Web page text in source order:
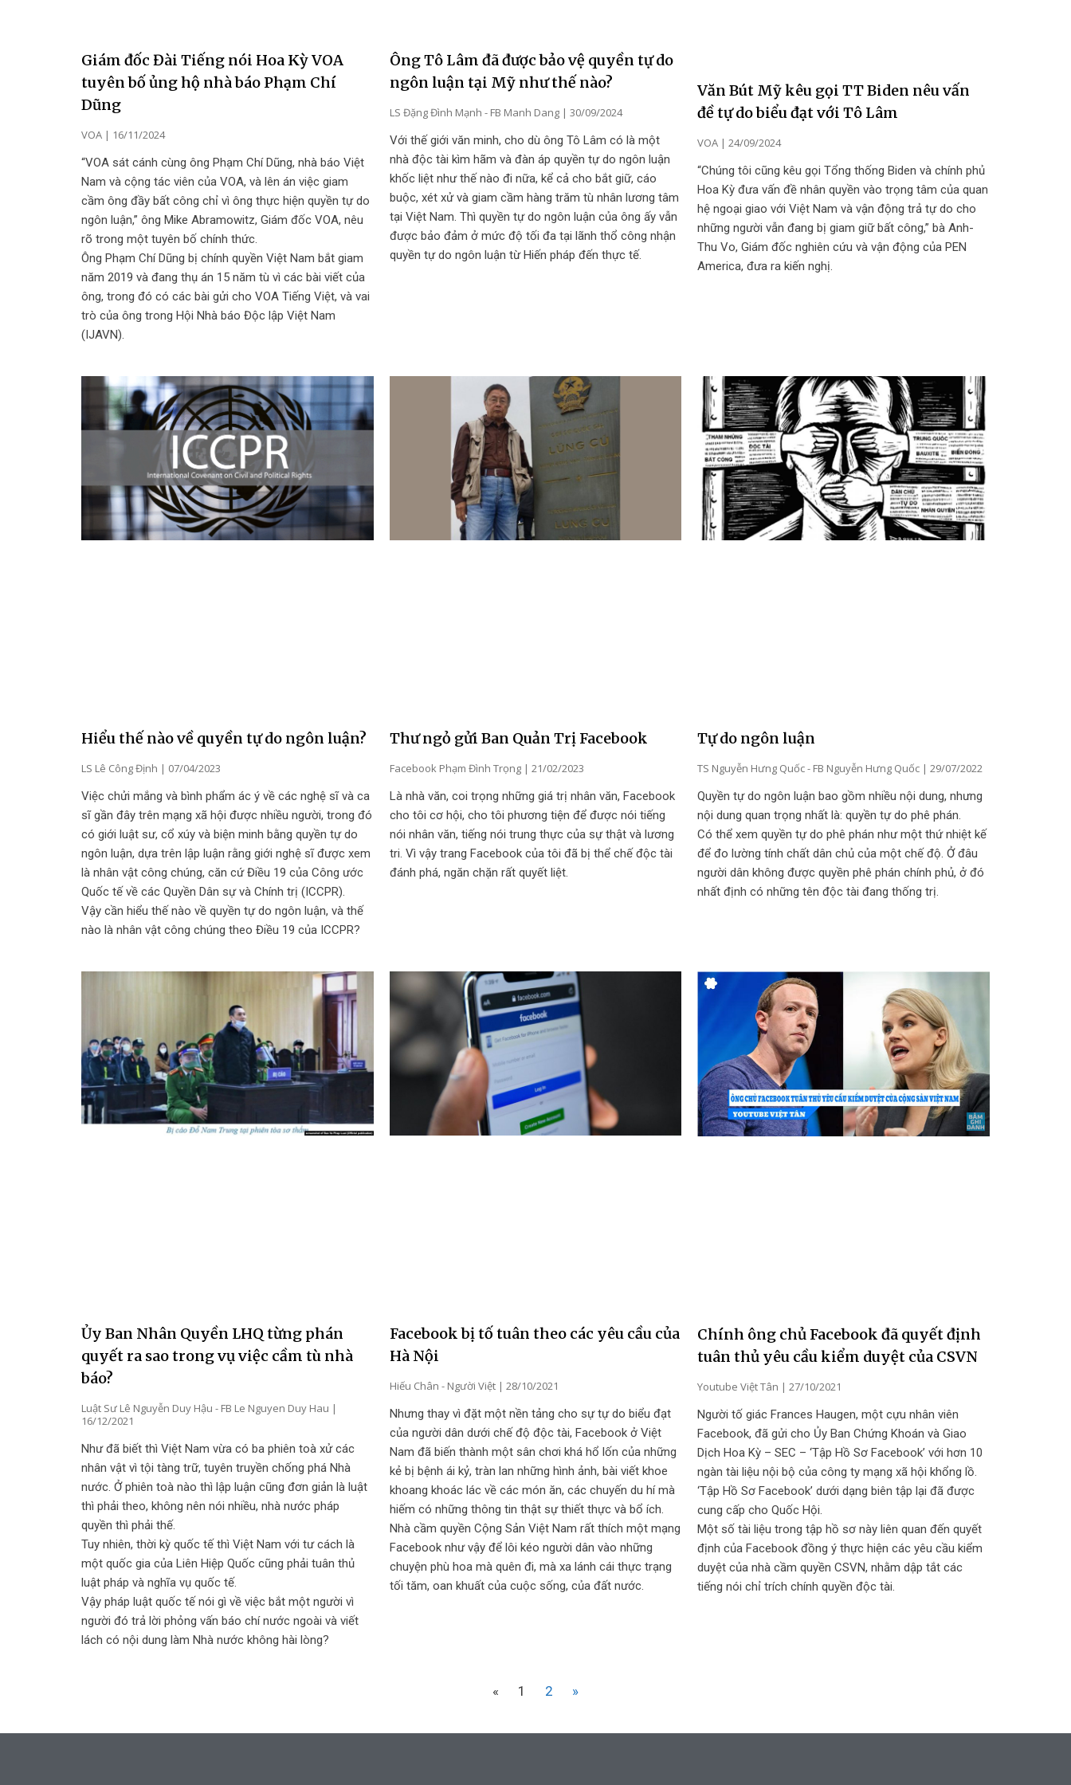
Giám đốc Đài Tiếng nói Hoa Kỳ VOA
tuyên bố ủng hộ nhà báo Phạm Chí
Dũng
VOA
16/11/2024
“VOA sát cánh cùng ông Phạm Chí Dũng, nhà báo Việt
Nam và cộng tác viên của VOA, và lên án việc giam
cầm ông đầy bất công chỉ vì ông thực hiện quyền tự do
ngôn luận,” ông Mike Abramowitz, Giám đốc VOA, nêu
rõ trong một tuyên bố chính thức.
Ông Phạm Chí Dũng bị chính quyền Việt Nam bắt giam
năm 2019 và đang thụ án 15 năm tù vì các bài viết của
ông, trong đó có các bài gửi cho VOA Tiếng Việt, và vai
trò của ông trong Hội Nhà báo Độc lập Việt Nam
(IJAVN).
Ông Tô Lâm đã được bảo vệ quyền tự do
ngôn luận tại Mỹ như thế nào?
LS Đặng Đình Mạnh - FB Manh Dang
30/09/2024
Với thế giới văn minh, cho dù ông Tô Lâm có là một
nhà độc tài kìm hãm và đàn áp quyền tự do ngôn luận
khốc liệt như thế nào đi nữa, kể cả cho bắt giữ, cáo
buộc, xét xử và giam cầm hàng trăm tù nhân lương tâm
tại Việt Nam. Thì quyền tự do ngôn luận của ông ấy vẫn
được bảo đảm ở mức độ tối đa tại lãnh thổ công nhận
quyền tự do ngôn luận từ Hiến pháp đến thực tế.
Văn Bút Mỹ kêu gọi TT Biden nêu vấn
đề tự do biểu đạt với Tô Lâm
VOA
24/09/2024
“Chúng tôi cũng kêu gọi Tổng thống Biden và chính phủ
Hoa Kỳ đưa vấn đề nhân quyền vào trọng tâm của quan
hệ ngoại giao với Việt Nam và vận động trả tự do cho
những người vẫn đang bị giam giữ bất công,” bà Anh-
Thu Vo, Giám đốc nghiên cứu và vận động của PEN
America, đưa ra kiến nghị.
Hiểu thế nào về quyền tự do ngôn luận?
LS Lê Công Định
07/04/2023
Việc chửi mắng và bình phẩm ác ý về các nghệ sĩ và ca
sĩ gần đây trên mạng xã hội được nhiều người, trong đó
có giới luật sư, cổ xúy và biện minh bằng quyền tự do
ngôn luận, dựa trên lập luận rằng giới nghệ sĩ được xem
là nhân vật công chúng, căn cứ Điều 19 của Công ước
Quốc tế về các Quyền Dân sự và Chính trị (ICCPR).
Vậy cần hiểu thế nào về quyền tự do ngôn luận, và thế
nào là nhân vật công chúng theo Điều 19 của ICCPR?
Thư ngỏ gửi Ban Quản Trị Facebook
Facebook Phạm Đình Trọng
21/02/2023
Là nhà văn, coi trọng những giá trị nhân văn, Facebook
cho tôi cơ hội, cho tôi phương tiện để được nói tiếng
nói nhân văn, tiếng nói trung thực của sự thật và lương
tri. Vì vậy trang Facebook của tôi đã bị thể chế độc tài
đánh phá, ngăn chặn rất quyết liệt.
Tự do ngôn luận
TS Nguyễn Hưng Quốc - FB Nguyễn Hưng Quốc
29/07/2022
Quyền tự do ngôn luận bao gồm nhiều nội dung, nhưng
nội dung quan trọng nhất là: quyền tự do phê phán.
Có thể xem quyền tự do phê phán như một thứ nhiệt kế
để đo lường tính chất dân chủ của một chế độ. Ở đâu
người dân không được quyền phê phán chính phủ, ở đó
nhất định có những tên độc tài đang thống trị.
Ủy Ban Nhân Quyền LHQ từng phán
quyết ra sao trong vụ việc cầm tù nhà
báo?
Luật Sư Lê Nguyễn Duy Hậu - FB Le Nguyen Duy Hau
16/12/2021
Như đã biết thì Việt Nam vừa có ba phiên toà xử các
nhân vật vì tội tàng trữ, tuyên truyền chống phá Nhà
nước. Ở phiên toà nào thì lập luận cũng đơn giản là luật
thì phải theo, không nên nói nhiều, nhà nước pháp
quyền thì phải thế.
Tuy nhiên, thời kỳ quốc tế thì Việt Nam với tư cách là
một quốc gia của Liên Hiệp Quốc cũng phải tuân thủ
luật pháp và nghĩa vụ quốc tế.
Vậy pháp luật quốc tế nói gì về việc bắt một người vì
người đó trả lời phỏng vấn báo chí nước ngoài và viết
lách có nội dung làm Nhà nước không hài lòng?
Facebook bị tố tuân theo các yêu cầu của
Hà Nội
Hiếu Chân - Người Việt
28/10/2021
Nhưng thay vì đặt một nền tảng cho sự tự do biểu đạt
của người dân dưới chế độ độc tài, Facebook ở Việt
Nam đã biến thành một sân chơi khá hổ lốn của những
kẻ bị bệnh ái kỷ, tràn lan những hình ảnh, bài viết khoe
khoang khoác lác về các món ăn, các chuyến du hí mà
hiếm có những thông tin thật sự thiết thực và bổ ích.
Nhà cầm quyền Cộng Sản Việt Nam rất thích một mạng
Facebook như vậy để lôi kéo người dân vào những
chuyện phù hoa mà quên đi, mà xa lánh cái thực trạng
tối tăm, oan khuất của cuộc sống, của đất nước.
Chính ông chủ Facebook đã quyết định
tuân thủ yêu cầu kiểm duyệt của CSVN
Youtube Việt Tân
27/10/2021
Người tố giác Frances Haugen, một cựu nhân viên
Facebook, đã gửi cho Ủy Ban Chứng Khoán và Giao
Dịch Hoa Kỳ – SEC – ‘Tập Hồ Sơ Facebook’ với hơn 10
ngàn tài liệu nội bộ của công ty mạng xã hội khổng lồ.
‘Tập Hồ Sơ Facebook’ dưới dạng biên tập lại đã được
cung cấp cho Quốc Hội.
Một số tài liệu trong tập hồ sơ này liên quan đến quyết
định của Facebook đồng ý thực hiện các yêu cầu kiểm
duyệt của nhà cầm quyền CSVN, nhằm dập tắt các
tiếng nói chỉ trích chính quyền độc tài.
« 1 2 »